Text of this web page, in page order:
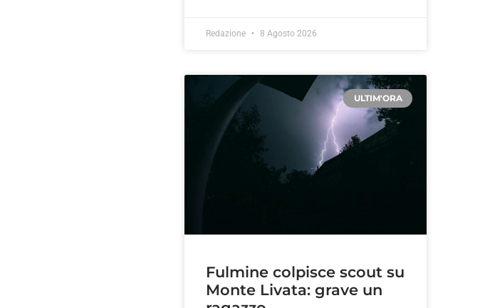
Redazione 8 Agosto 2026
ULTIM'ORA
Fulmine colpisce scout su
Monte Livata: grave un